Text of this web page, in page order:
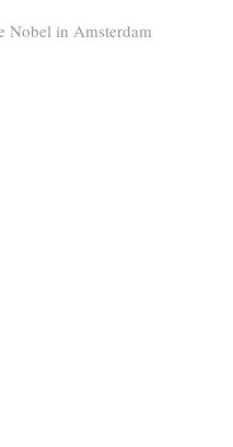
Nobel in Amsterdam